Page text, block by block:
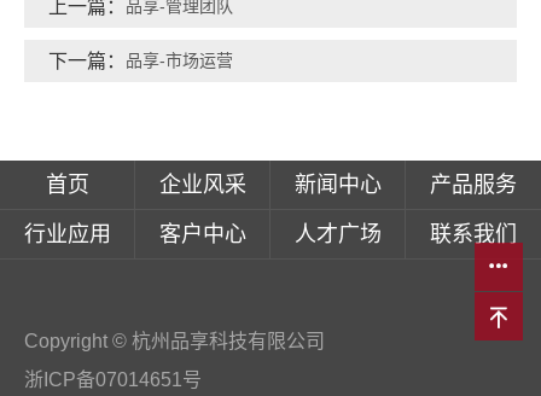
上一篇： 品享-管理团队
下一篇： 品享-市场运营
首页 企业风采 新闻中心 产品服务
行业应用 客户中心 人才广场 联系我们
Copyright © 杭州品享科技有限公司
浙ICP备07014651号